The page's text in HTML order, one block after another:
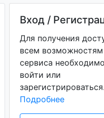
Вход /
Для получения
всем возможностям
сервиса
войти или
Подробнее